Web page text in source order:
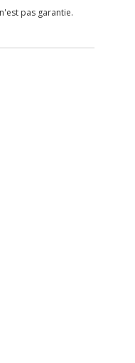
pas garantie.